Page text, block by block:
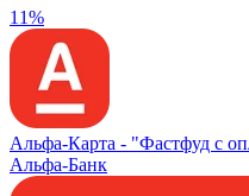
11%
Альфа‑Карта - "Фастфуд с
Альфа-Банк